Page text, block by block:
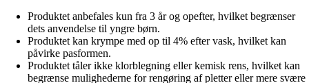
Produktet anbefales kun fra 3 år og opefter, hvilket begrænser
dets anvendelse til yngre børn.
Produktet kan krympe med op til 4% efter vask, hvilket kan
påvirke pasformen.
Produktet tåler ikke klorblegning eller kemisk rens, hvilket kan
begrænse mulighederne for rengøring af pletter eller mere svære